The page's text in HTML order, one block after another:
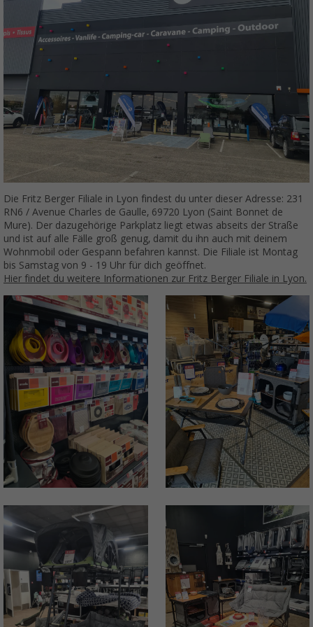
Die Fritz Berger Filiale in Lyon findest du unter dieser Adresse: 231
RN6 / Avenue Charles de Gaulle, 69720 Lyon (Saint Bonnet de
Mure). Der dazugehörige Parkplatz liegt etwas abseits der Straße
und ist auf alle Fälle groß genug, damit du ihn auch mit deinem
Wohnmobil oder Gespann befahren kannst. Die Filiale ist Montag
bis Samstag von 9 - 19 Uhr für dich geöffnet.
Hier findet du weitere Informationen zur Fritz Berger Filiale in Lyon.